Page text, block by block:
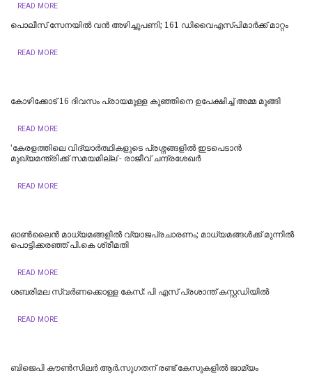
READ MORE
പൊലീസ് സേനയിൽ വൻ അഴിച്ചുപണി; 161 ഡിവൈഎസ്പിമാര്‍ക്ക് മാറ്റം
READ MORE
കോഴിക്കോട് 16 ​ദിവസം പ്രായമുള്ള കുഞ്ഞിനെ ഉപേക്ഷിച്ച് അമ്മ മുങ്ങി
READ MORE
'കേരളത്തിലെ വിദ്യാർത്ഥികളുടെ പ്രശ്നങ്ങളിൽ ഇടപെടാൻ
മുഖ്യമന്ത്രിക്ക് സമയമില്ല'- രാജീവ് ചന്ദ്രശേഖർ
READ MORE
ഓൺലൈൻ മാധ്യമങ്ങളിൽ വ്യാജപ്രചാരണം; മാധ്യമങ്ങൾക്ക് മുന്നിൽ
പൊട്ടിക്കരഞ്ഞ് പി.കെ ശ്രീമതി
READ MORE
ശബരിമല സ്വര്‍ണക്കൊള്ള കേസ്: പി എസ് പ്രശാന്ത് കസ്റ്റഡിയില്‍
READ MORE
ബിജെപി കൗണ്‍സിലര്‍ ആര്‍.സുഗതന് രണ്ട് കേസുകളില്‍ ജാമ്യം